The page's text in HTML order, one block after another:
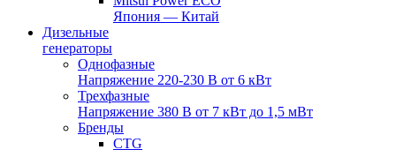
Япония — Китай
Дизельные
генераторы
Однофазные
Напряжение 220-230 В от 6 кВт
Трехфазные
Напряжение 380 В от 7 кВт до 1,5 мВт
Бренды
CTG